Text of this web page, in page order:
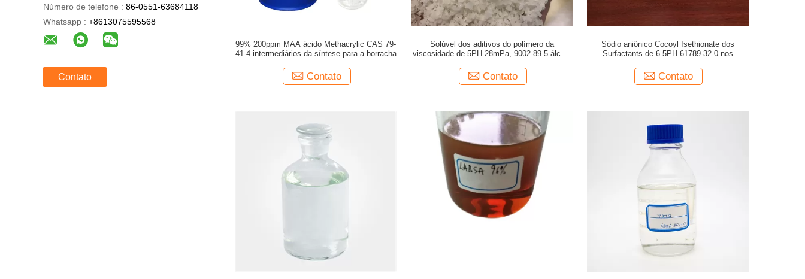
Número de telefone : 86-0551-63684118
Whatsapp : +8613075595568
Contato
99% 200ppm MAA ácido Methacrylic CAS 79-
41-4 intermediários da síntese para a borracha
Contato
Solúvel dos aditivos do polímero da
viscosidade de 5PH 28mPa, 9002-89-5 álcool
Contato
Sódio aniônico Cocoyl Isethionate dos
Surfactants de 6.5PH 61789-32-0 nos
Contato